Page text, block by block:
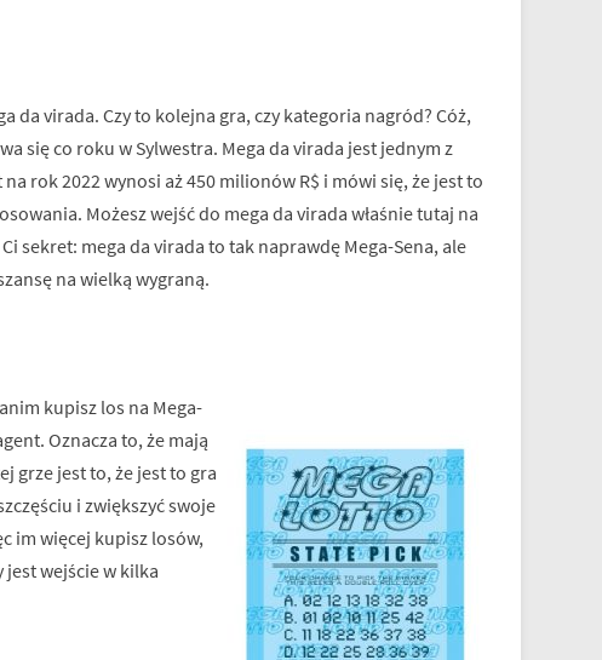
da virada. Czy to kolejna gra, czy kategoria nagród? Cóż,
się co roku w Sylwestra. Mega da virada jest jednym z
rok 2022 wynosi aż 450 milionów R$ i mówi się, że jest to
Możesz wejść do mega da virada właśnie tutaj na
sekret: mega da virada to tak naprawdę Mega-Sena, ale
na wielką wygraną.
kupisz los na Mega-
Oznacza to, że mają
grze jest to, że jest to gra
i zwiększyć swoje
im więcej kupisz losów,
jest wejście w kilka